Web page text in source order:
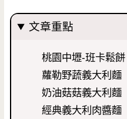
文章重點
桃園中壢-班卡鬆
蘿勒野蔬義大利
奶油菇菇義大利
經典義大利肉醬